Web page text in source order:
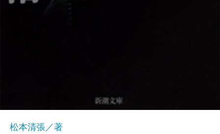
松本清張／著